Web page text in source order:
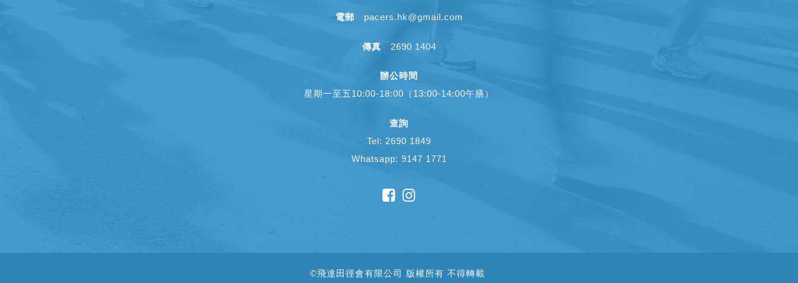
電郵 pacers.hk@gmail.com
傳真 2690 1404
辦公時間
星期一至五10:00-18:00（13:00-14:00午膳）
查詢
Tel: 2690 1849
Whatsapp: 9147 1771
©飛達田徑會有限公司 版權所有 不得轉載